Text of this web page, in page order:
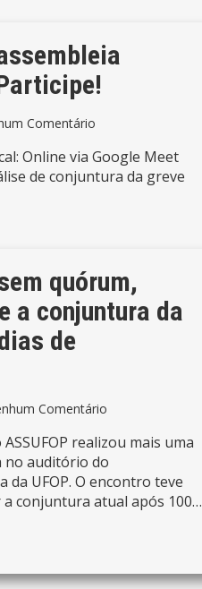
Comentário
Online via Google Meet
de conjuntura da greve
quórum,
a conjuntura da
de
Comentário
realizou mais uma
no auditório do
da UFOP. O encontro teve
conjuntura atual após 100…